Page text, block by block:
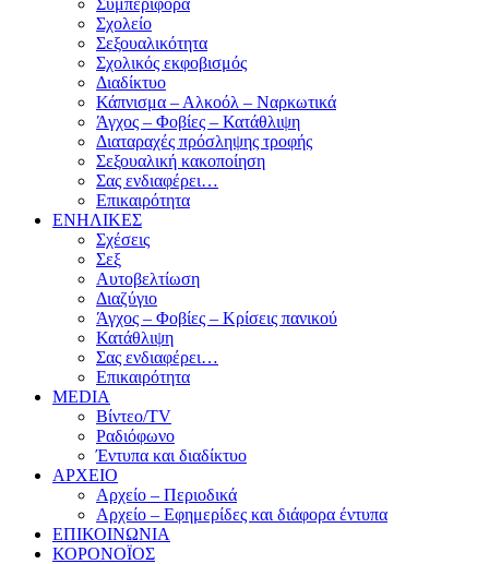
Συμπεριφορά
Σχολείο
Σεξουαλικότητα
Σχολικός εκφοβισμός
Διαδίκτυο
Κάπνισμα – Αλκοόλ – Ναρκωτικά
Άγχος – Φοβίες – Κατάθλιψη
Διαταραχές πρόσληψης τροφής
Σεξουαλική κακοποίηση
Σας ενδιαφέρει…
Επικαιρότητα
ΕΝΗΛΙΚΕΣ
Σχέσεις
Σεξ
Αυτοβελτίωση
Διαζύγιο
Άγχος – Φοβίες – Κρίσεις πανικού
Κατάθλιψη
Σας ενδιαφέρει…
Επικαιρότητα
MEDIA
Βίντεο/TV
Ραδιόφωνο
Έντυπα και διαδίκτυο
ΑΡΧΕΙΟ
Αρχείο – Περιοδικά
Αρχείο – Εφημερίδες και διάφορα έντυπα
ΕΠΙΚΟΙΝΩΝΙΑ
ΚΟΡΟΝΟΪΟΣ